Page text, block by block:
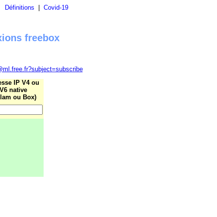
Définitions Covid-19
freebox
IP V4 ou
V6 native
ou Box)